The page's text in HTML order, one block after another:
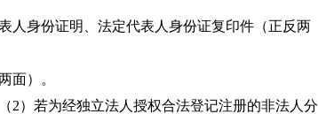
身份证明、法定代表人身份证复印件（正反两
）。
）若为经独立法人授权合法登记注册的非法人分